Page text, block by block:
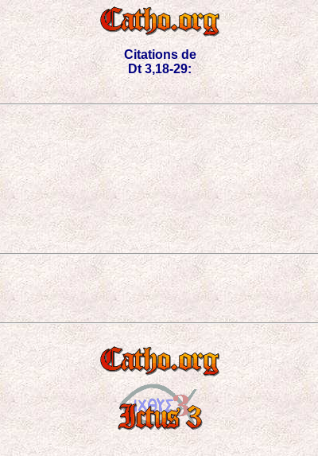
Citations de
Dt 3,18-29: